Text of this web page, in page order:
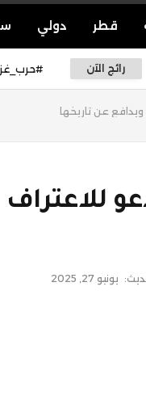
قطر دولي
رائج الآن
ويدافع عن تاريخها
يونيو 27, 2025